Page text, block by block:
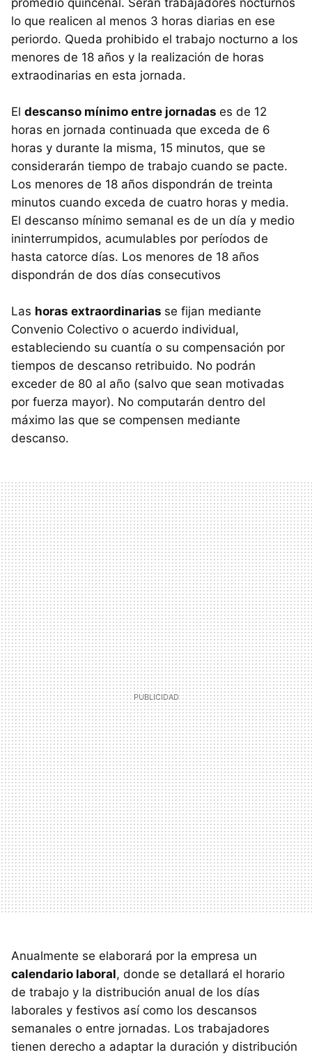
promedio quincenal. Serán trabajadores nocturnos
lo que realicen al menos 3 horas diarias en ese
periordo. Queda prohibido el trabajo nocturno a los
menores de 18 años y la realización de horas
extraodinarias en esta jornada.
El descanso mínimo entre jornadas es de 12
horas en jornada continuada que exceda de 6
horas y durante la misma, 15 minutos, que se
considerarán tiempo de trabajo cuando se pacte.
Los menores de 18 años dispondrán de treinta
minutos cuando exceda de cuatro horas y media.
El descanso mínimo semanal es de un día y medio
ininterrumpidos, acumulables por períodos de
hasta catorce días. Los menores de 18 años
dispondrán de dos días consecutivos
Las horas extraordinarias se fijan mediante
Convenio Colectivo o acuerdo individual,
estableciendo su cuantía o su compensación por
tiempos de descanso retribuido. No podrán
exceder de 80 al año (salvo que sean motivadas
por fuerza mayor). No computarán dentro del
máximo las que se compensen mediante
descanso.
Anualmente se elaborará por la empresa un
calendario laboral, donde se detallará el horario
de trabajo y la distribución anual de los días
laborales y festivos así como los descansos
semanales o entre jornadas. Los trabajadores
tienen derecho a adaptar la duración y distribución